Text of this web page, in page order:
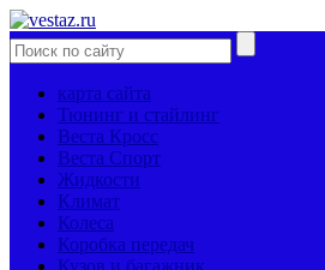
карта сайта
Тюнинг и стайлинг
Веста Кросс
Веста Спорт
Жидкости
Климат
Колеса
Коробка передач
Кузов и багажник